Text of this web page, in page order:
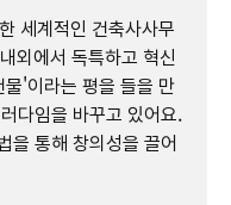
세계적인 건축사사무
외에서 독특하고 혁신
'이라는 평을 들을 만
다임을 바꾸고 있어요.
을 통해 창의성을 끌어